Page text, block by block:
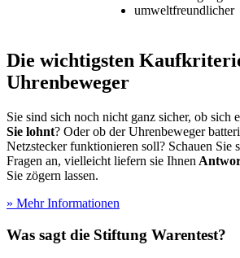
umweltfreundlicher
Die wichtigsten
Uhrenbeweger
Sie sind sich noch nicht ganz sicher, ob sich
Sie lohnt? Oder ob der Uhrenbeweger
Netzstecker funktionieren soll? Schauen Sie
Fragen an, vielleicht liefern sie Ihnen
Sie zögern lassen.
» Mehr Informationen
Was sagt die Stiftung Warentest?